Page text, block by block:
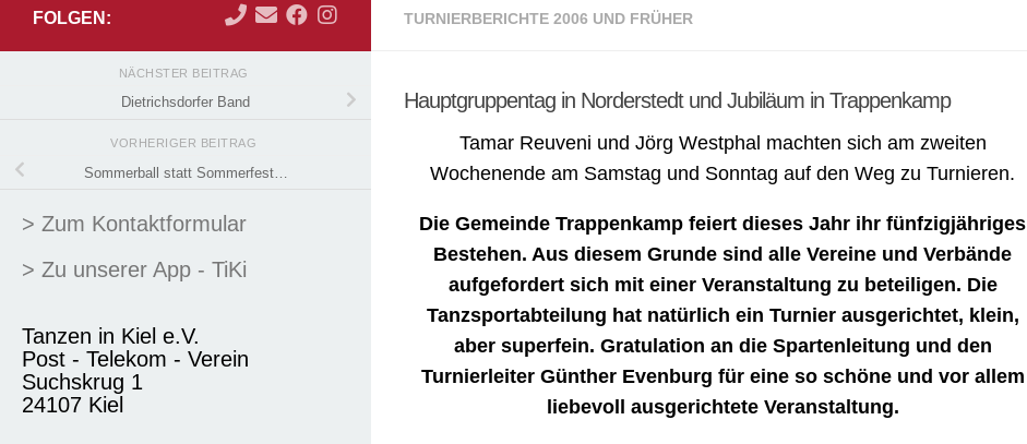
TURNIERBERICHTE 2006 UND FRÜHER
Hauptgruppentag in Norderstedt und Jubiläum in Trappenkamp
Tamar Reuveni und Jörg Westphal machten sich am zweiten
Wochenende am Samstag und Sonntag auf den Weg zu Turnieren.
Die Gemeinde Trappenkamp feiert dieses Jahr ihr fünfzigjähriges
Bestehen. Aus diesem Grunde sind alle Vereine und Verbände
aufgefordert sich mit einer Veranstaltung zu beteiligen. Die
Tanzsportabteilung hat natürlich ein Turnier ausgerichtet, klein,
aber superfein. Gratulation an die Spartenleitung und den
Turnierleiter Günther Evenburg für eine so schöne und vor allem
liebevoll ausgerichtete Veranstaltung.
FOLGEN:
NÄCHSTER BEITRAG
Dietrichsdorfer Band
VORHERIGER BEITRAG
Sommerball statt Sommerfest…
> Zum Kontaktformular
> Zu unserer App - TiKi
Tanzen in Kiel e.V.
Post - Telekom - Verein
Suchskrug 1
24107 Kiel